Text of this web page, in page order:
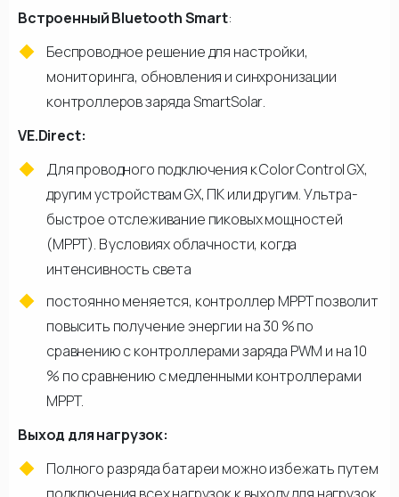
Встроенный Bluetooth Smart:
Беспроводное решение для настройки,
мониторинга, обновления и синхронизации
контроллеров заряда SmartSolar.
VE.Direct:
Для проводного подключения к Color Control GX,
другим устройствам GX, ПК или другим. Ультра-
быстрое отслеживание пиковых мощностей
(MPPT). В условиях облачности, когда
интенсивность света
постоянно меняется, контроллер МРРТ позволит
повысить получение энергии на 30 % по
сравнению с контроллерами заряда PWM и на 10
% по сравнению с медленными контроллерами
МРРТ.
Выход для нагрузок:
Полного разряда батареи можно избежать путем